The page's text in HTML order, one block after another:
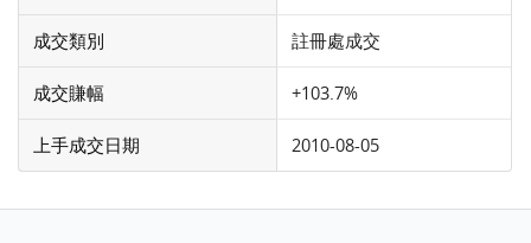
成交類別 註冊處成交
成交賺幅 +103.7%
上手成交日期 2010-08-05